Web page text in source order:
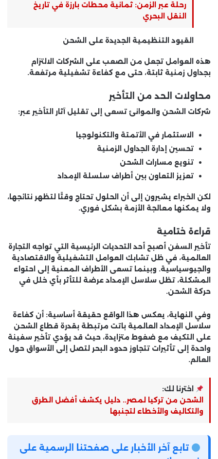
رحلة عبر الزمن: ثمانية محطات بارزة في تاريخ
النقل البحري
القيود التنظيمية الجديدة على الشحن
هذه العوامل تجعل من الصعب على الشركات الالتزام
بجداول زمنية ثابتة، حتى مع كفاءة تشغيلية مرتفعة.
محاولات الحد من التأخير
شركات الشحن والموانئ تسعى إلى تقليل آثار التأخير عبر:
الاستثمار في الأتمتة والتكنولوجيا
تحسين إدارة الجداول الزمنية
تنويع مسارات الشحن
تعزيز التعاون بين أطراف سلسلة الإمداد
لكن الخبراء يشيرون إلى أن الحلول تحتاج وقتًا لتظهر نتائجها،
ولا يمكنها معالجة الأزمة بشكل فوري.
قراءة ختامية
تأخير السفن أصبح أحد التحديات الرئيسية التي تواجه التجارة
العالمية، في ظل تشابك العوامل التشغيلية والاقتصادية
والجيوسياسية. وبينما تسعى الأطراف المعنية إلى احتواء
المشكلة، تظل سلاسل الإمداد عرضة للتأثر بأي خلل في
حركة الشحن.
وفي النهاية، يعكس هذا الواقع حقيقة أساسية: أن كفاءة
سلاسل الإمداد العالمية باتت مرتبطة بقدرة قطاع الشحن
على التكيف مع ضغوط متزايدة، حيث قد يؤدي تأخير سفينة
واحدة إلى تأثيرات تتجاوز حدود البحر لتصل إلى الأسواق حول
العالم.
اخترنا لك:
الشحن من تركيا لمصر.. دليل يكشف أفضل الطرق
والتكاليف والأخطاء لتجنبها
تابع آخر الأخبار على صفحتنا الرسمية على